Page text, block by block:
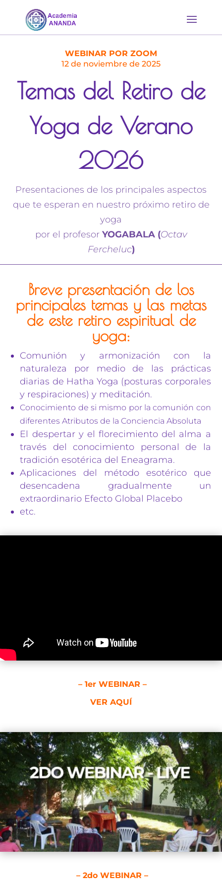
WEBINAR POR ZOOM
12 de noviembre de 2025
Temas del Retiro de
Yoga de Verano
2026
Presentaciones de los principales aspectos
que te esperan en nuestro próximo retiro de
yoga
por el profesor YOGABALA (Octav
Fercheluc)
Breve presentación de los
principales temas y las metas
de este retiro espiritual de
yoga:
Comunión y armonización con la
naturaleza por medio de las prácticas
diarias de Hatha Yoga (posturas corporales
y respiraciones) y meditación.
Conocimiento de si mismo por la comunión con
diferentes Atributos de la Conciencia Absoluta
El despertar y el florecimiento del alma a
través del conocimiento personal de la
tradición esotérica del Eneagrama.
Aplicaciones del método esotérico que
desencadena gradualmente un
extraordinario Efecto Global Placebo
etc.
– 1er WEBINAR –
VER AQUÍ
– 2do WEBINAR –